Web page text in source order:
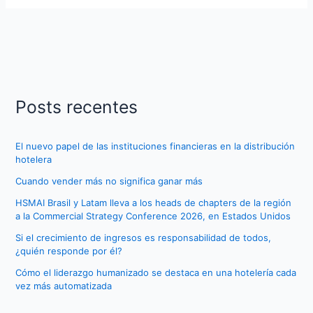
Posts recentes
El nuevo papel de las instituciones financieras en la distribución
hotelera
Cuando vender más no significa ganar más
HSMAI Brasil y Latam lleva a los heads de chapters de la región
a la Commercial Strategy Conference 2026, en Estados Unidos
Si el crecimiento de ingresos es responsabilidad de todos,
¿quién responde por él?
Cómo el liderazgo humanizado se destaca en una hotelería cada
vez más automatizada